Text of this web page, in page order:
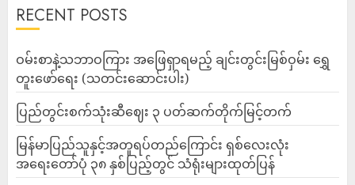
RECENT POSTS
ဝမ်းစာနဲ့သဘာဝကြား အဖြေရှာရမည့် ချင်းတွင်းမြစ်ဝှမ်း ရွှေ
တူးဖော်ရေး (သတင်းဆောင်းပါး)
ပြည်တွင်းစက်သုံးဆီဈေး ၃ ပတ်ဆက်တိုက်မြင့်တက်
မြန်မာပြည်သူနှင့်အတူရပ်တည်ကြောင်း ရှစ်လေးလုံး
အရေးတော်ပုံ ၃၈ နှစ်ပြည့်တွင် သံရုံးများထုတ်ပြန်